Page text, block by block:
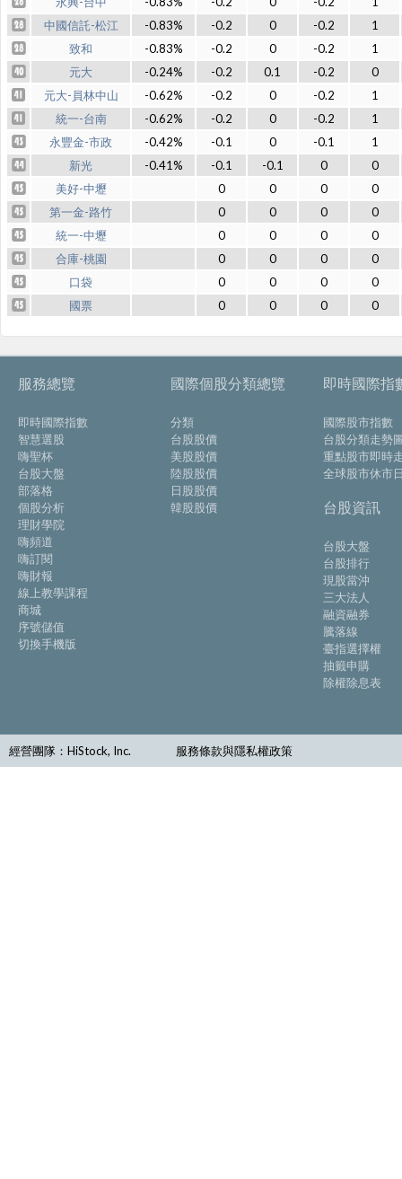
中國信託-松江
-0.83% -0.2 0 -0.2
1
致和
-0.83% -0.2 0 -0.2
1
元大
-0.24% -0.2 0.1 -0.2
0
元大-員林中山
-0.62% -0.2 0 -0.2
1
統一-台南
-0.62% -0.2 0 -0.2
1
永豐金-市政
-0.42% -0.1 0 -0.1
1
新光
-0.41% -0.1 -0.1 0
0
美好-中壢
0 0 0
0
第一金-路竹
0 0 0
0
統一-中壢
0 0 0
0
合庫-桃園
0 0 0
0
口袋
0 0 0
0
國票
0 0 0 0
服務總覽
即時國際指數
智慧選股
嗨聖杯
台股大盤
部落格
個股分析
理財學院
嗨頻道
嗨訂閱
嗨財報
線上教學課程
商城
序號儲值
切換手機版
國際個股分類總覽
分類
台股股價
美股股價
陸股股價
日股股價
韓股股價
即時國際指
國際股市指數
台股分類走勢
重點股市即時
全球股市休市
台股資訊
台股大盤
台股排行
現股當沖
三大法人
融資融券
騰落線
臺指選擇權
抽籤申購
除權除息表
經營團隊：HiStock, Inc. 服務條款與隱私權政策